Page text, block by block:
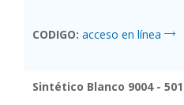
CODIGO: acceso en línea
Sintético Blanco 9004 -